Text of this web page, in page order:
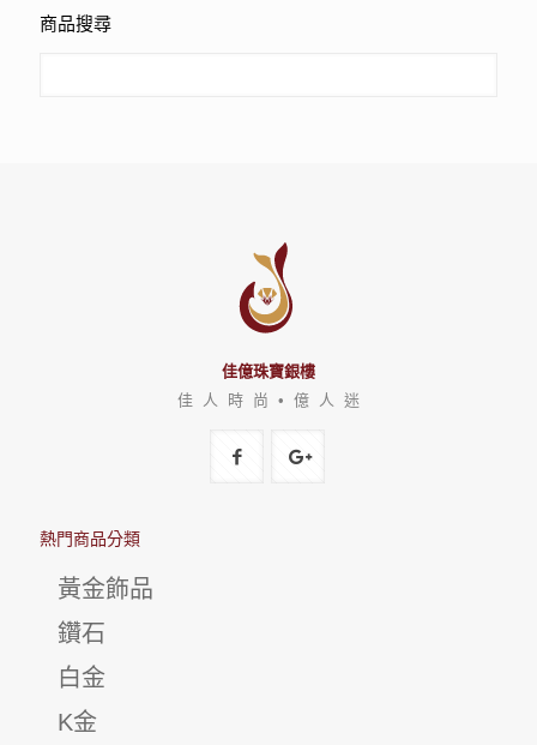
商品搜尋
佳億珠寶銀樓
佳 人 時 尚 • 億 人 迷
熱門商品分類
黃金飾品
鑽石
白金
K金